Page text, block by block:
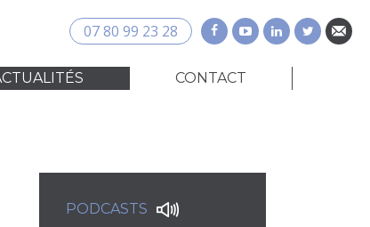
07 80 99 23 28
CONTACT
PODCASTS